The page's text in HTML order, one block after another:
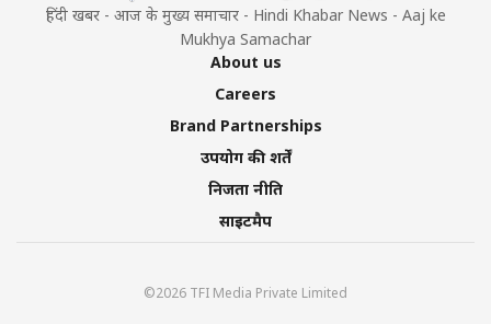
हिंदी खबर - आज के मुख्य समाचार - Hindi Khabar News - Aaj ke
Mukhya Samachar
About us
Careers
Brand Partnerships
उपयोग की शर्तें
निजता नीति
साइटमैप
©2026 TFI Media Private Limited